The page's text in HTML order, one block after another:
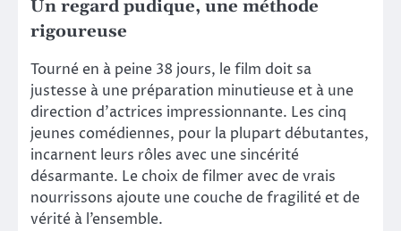
Un regard pudique, une méthode
rigoureuse
Tourné en à peine 38 jours, le film doit sa
justesse à une préparation minutieuse et à une
direction d’actrices impressionnante. Les cinq
jeunes comédiennes, pour la plupart débutantes,
incarnent leurs rôles avec une sincérité
désarmante. Le choix de filmer avec de vrais
nourrissons ajoute une couche de fragilité et de
vérité à l’ensemble.